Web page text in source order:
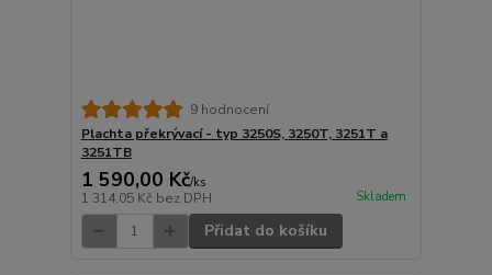
9 hodnocení
Plachta překrývací - typ 3250S, 3250T, 3251T a
3251TB
1 590,00 Kč/ks
1 314,05 Kč bez DPH Skladem
Přidat do košíku